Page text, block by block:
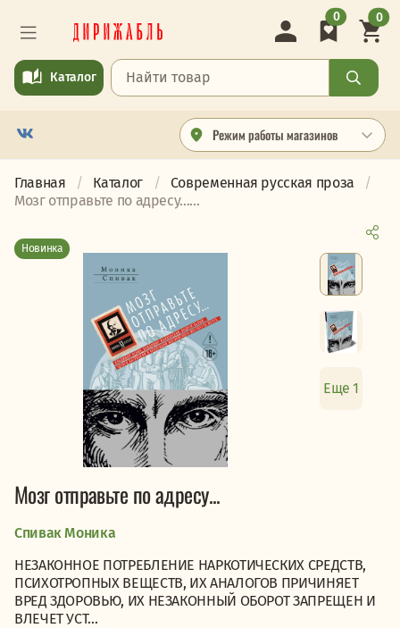
Режим работы магазинов
Каталог
0 0
Главная Каталог
Современная русская проза
Мозг отправьте по адресу......
Новинка
Еще 1
Мозг отправьте по адресу...
Спивак Моника
НЕЗАКОННОЕ ПОТРЕБЛЕНИЕ НАРКОТИЧЕСКИХ СРЕДСТВ,
ПСИХОТРОПНЫХ ВЕЩЕСТВ, ИХ АНАЛОГОВ ПРИЧИНЯЕТ
ВРЕД ЗДОРОВЬЮ, ИХ НЕЗАКОННЫЙ ОБОРОТ ЗАПРЕЩЕН И
ВЛЕЧЕТ УСТ...